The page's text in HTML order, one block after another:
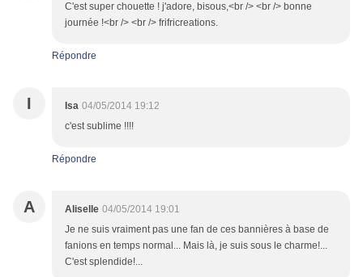
C'est super chouette ! j'adore, bisous,<br /> <br /> bonne
journée !<br /> <br /> frifricreations.
Répondre
I Isa 04/05/2014 19:12
c'est sublime !!!!
Répondre
A Aliselle 04/05/2014 19:01
Je ne suis vraiment pas une fan de ces bannières à base de
fanions en temps normal... Mais là, je suis sous le charme!...
C'est splendide!...